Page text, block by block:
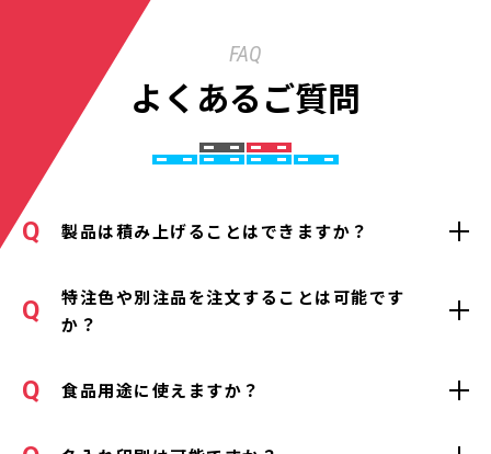
FAQ
よくあるご質問
製品は積み上げることはできますか？
特注色や別注品を注文することは可能です
か？
食品用途に使えますか？